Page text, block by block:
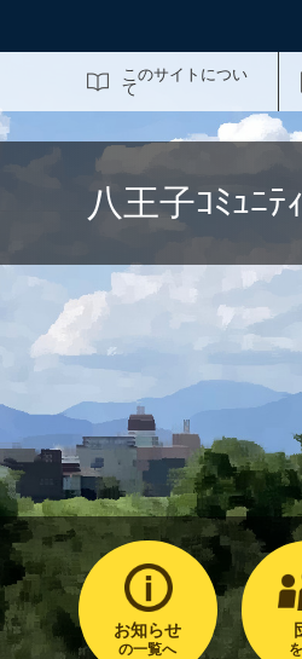
このサイトについ
て
八王子ｺﾐｭﾆ
お知らせ
の一覧へ